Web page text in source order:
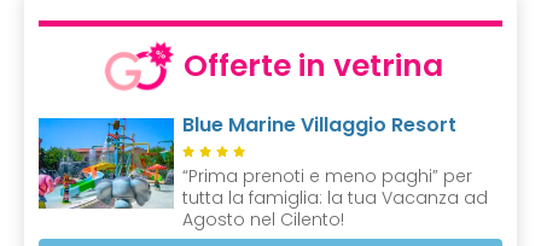
Offerte in vetrina
Blue Marine Villaggio Resort
“Prima prenoti e meno paghi” per
tutta la famiglia: la tua Vacanza ad
Agosto nel Cilento!